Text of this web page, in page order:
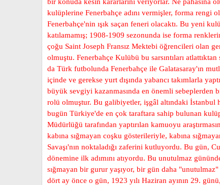
kulüplerine Fenerbahçe adını vermişler, forma rengi
Fenerbahçe'nin ışık saçan feneri olacaktı. Bu yeni
katılamamış; 1908-1909 sezonunda ise forma
çoğu Saint Joseph Fransız Mektebi öğrencileri olan
olmuştu. Fenerbahçe Kulübü bu sarsıntıları
da Türk futbolunda Fenerbahçe ile Galatasaray'ın
içinde ve gerekse yurt dışında yabancı takımlarla
büyük sevgiyi kazanmasında en önemli sebeplerden
rolü olmuştur. Bu galibiyetler, işgâl altındaki İstanbul
bugün Türkiye'de en çok taraftara sahip bulunan
Müdürlüğü tarafından yaptırılan kamuoyu
kabına sığmayan coşku gösterileriyle, kabına
Savaşı'nın noktaladığı zaferini kutluyordu. Bu gün,
dönemine ilk adımını atıyordu. Bu unutulmaz
sığmayan bir gurur yaşıyor, bir gün daha
dört ay önce o gün, 1923 yılı Haziran ayının 29.